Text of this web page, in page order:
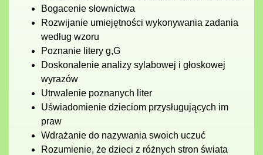
Bogacenie słownictwa
Rozwijanie umiejętności wykonywania zadania
według wzoru
Poznanie litery g,G
Doskonalenie analizy sylabowej i głoskowej
wyrazów
Utrwalenie poznanych liter
Uświadomienie dzieciom przysługujących im
praw
Wdrażanie do nazywania swoich uczuć
Rozumienie, że dzieci z różnych stron świata